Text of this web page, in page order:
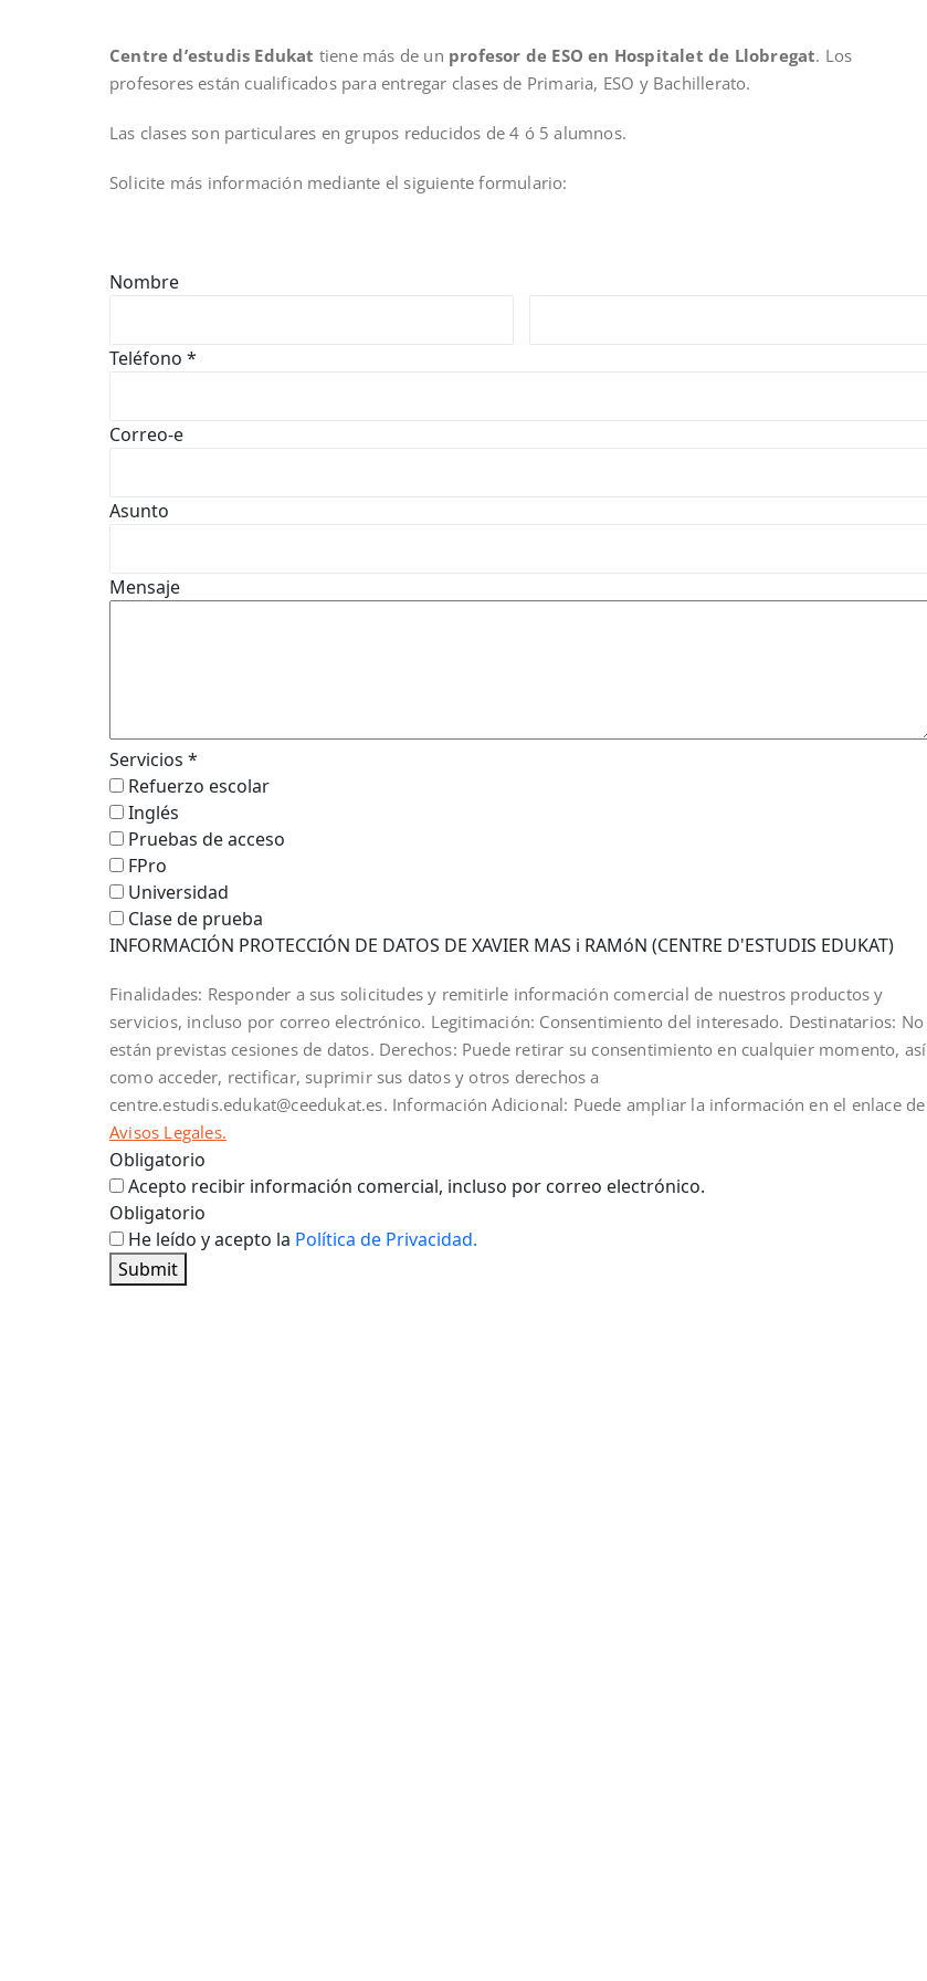
Centre d’estudis Edukat tiene más de un profesor de ESO en Hospitalet de Llobregat. Los
profesores están cualificados para entregar clases de Primaria, ESO y Bachillerato.
Las clases son particulares en grupos reducidos de 4 ó 5 alumnos.
Solicite más información mediante el siguiente formulario:
Formulario
contacto
Nombre
Teléfono *
Correo-e
Asunto
Mensaje
Servicios *
Refuerzo escolar
Inglés
Pruebas de acceso
FPro
Universidad
Clase de prueba
INFORMACIÓN PROTECCIÓN DE DATOS DE XAVIER MAS i RAMóN (CENTRE D'ESTUDIS EDUKAT)
Finalidades: Responder a sus solicitudes y remitirle información comercial de nuestros productos y
servicios, incluso por correo electrónico. Legitimación: Consentimiento del interesado. Destinatarios: No
están previstas cesiones de datos. Derechos: Puede retirar su consentimiento en cualquier momento, así
como acceder, rectificar, suprimir sus datos y otros derechos a
centre.estudis.edukat@ceedukat.es. Información Adicional: Puede ampliar la información en el enlace de
Avisos Legales.
Obligatorio
Acepto recibir información comercial, incluso por correo electrónico.
Obligatorio
He leído y acepto la Política de Privacidad.
Submit